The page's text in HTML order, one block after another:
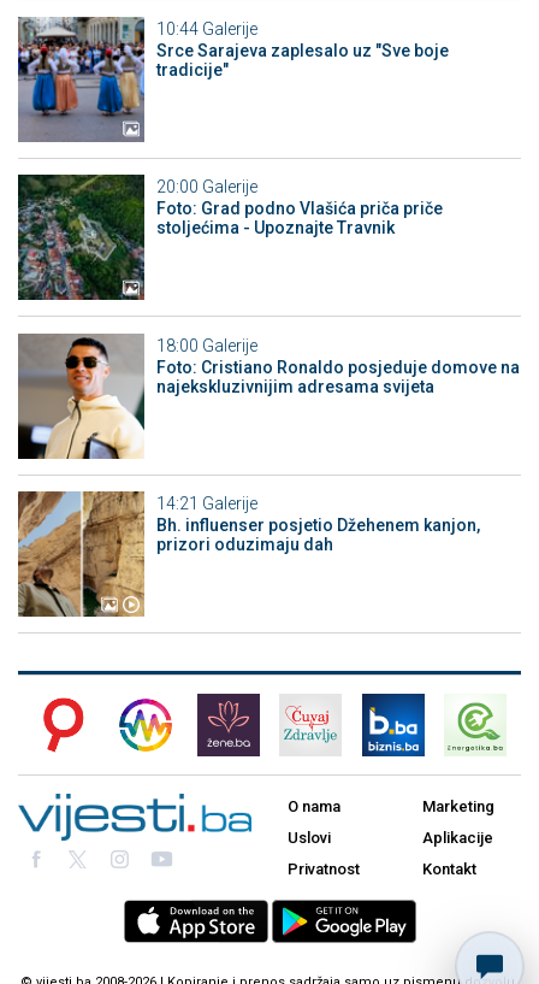
10:44 Galerije
Srce Sarajeva zaplesalo uz "Sve boje
tradicije"
20:00 Galerije
Foto: Grad podno Vlašića priča priče
stoljećima - Upoznajte Travnik
18:00 Galerije
Foto: Cristiano Ronaldo posjeduje domove na
najekskluzivnijim adresama svijeta
14:21 Galerije
Bh. influenser posjetio Džehenem kanjon,
prizori oduzimaju dah
O nama
Uslovi
Privatnost
Marketing
Aplikacije
Kontakt